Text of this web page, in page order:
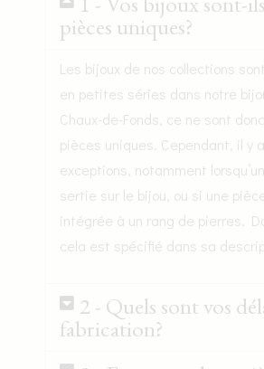
pièces uniques?
Les bijoux de nos collections
en petites séries dans notre
Chaux-de-Fonds, ce ne sont
pièces uniques. Cependant, il y
exceptions, notamment
sertie sur le bijou, ou si une
intégrée à un rang de pierres.
cela est spécifié dans sa
2 - Quels sont vos
fabrication?